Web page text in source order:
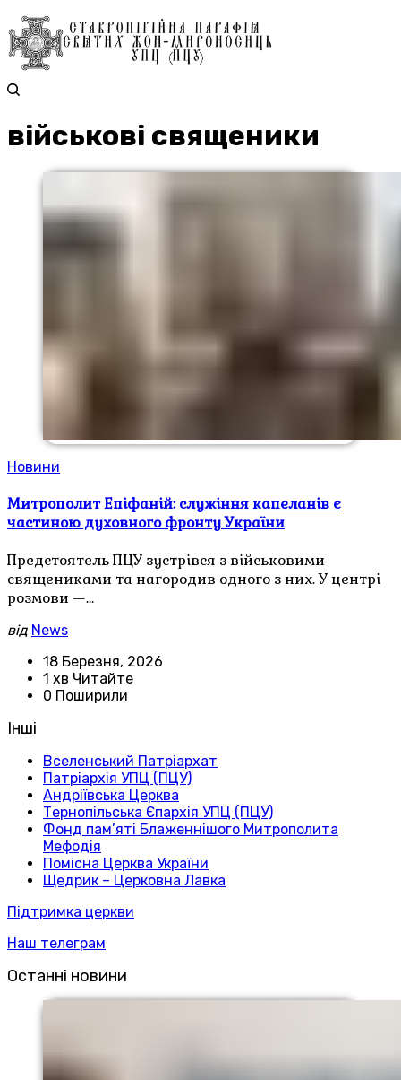
військові священики
Новини
Митрополит Епіфаній: служіння капеланів є
частиною духовного фронту України
Предстоятель ПЦУ зустрівся з військовими
священиками та нагородив одного з них. У центрі
розмови —…
від News
18 Березня, 2026
1 хв Читайте
0 Поширили
Інші
Вселенський Патріархат
Патріархія УПЦ (ПЦУ)
Андріївська Церква
Тернопільська Єпархія УПЦ (ПЦУ)
Фонд пам’яті Блаженнішого Митрополита
Мефодія
Помісна Церква України
Щедрик – Церковна Лавка
Підтримка церкви
Наш телеграм
Останні новини